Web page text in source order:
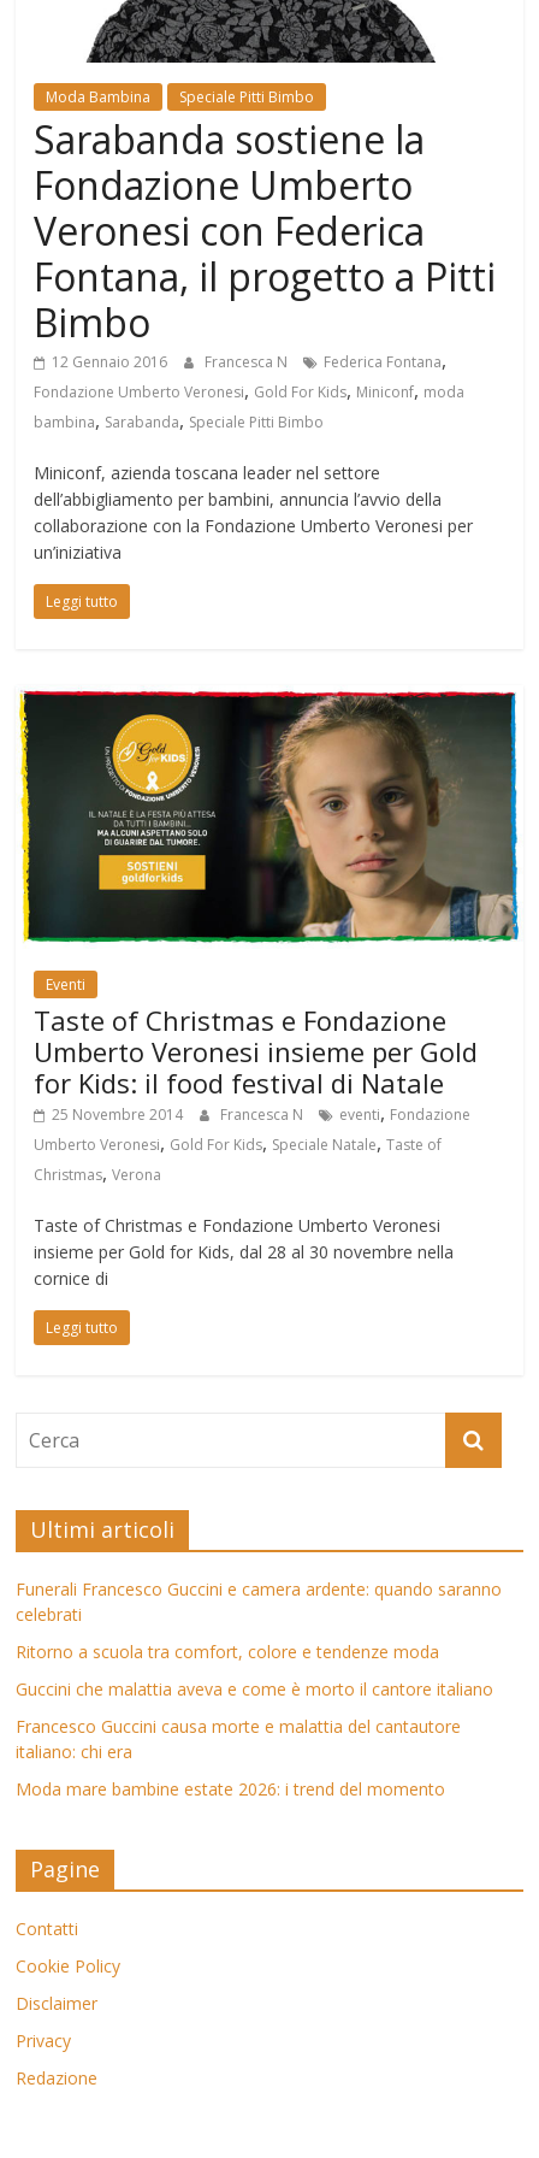
Moda Bambina Speciale Pitti Bimbo
Sarabanda sostiene la
Fondazione Umberto
Veronesi con Federica
Fontana, il progetto a Pitti
Bimbo
12 Gennaio 2016 Francesca N Federica Fontana,
Fondazione Umberto Veronesi, Gold For Kids, Miniconf, moda
bambina, Sarabanda, Speciale Pitti Bimbo
Miniconf, azienda toscana leader nel settore
dell’abbigliamento per bambini, annuncia l’avvio della
collaborazione con la Fondazione Umberto Veronesi per
un’iniziativa
Leggi tutto
Eventi
Taste of Christmas e Fondazione
Umberto Veronesi insieme per Gold
for Kids: il food festival di Natale
25 Novembre 2014 Francesca N eventi, Fondazione
Umberto Veronesi, Gold For Kids, Speciale Natale,Taste of
Christmas,Verona
Taste of Christmas e Fondazione Umberto Veronesi
insieme per Gold for Kids, dal 28 al 30 novembre nella
cornice di
Leggi tutto
Ultimi articoli
Funerali Francesco Guccini e camera ardente: quando saranno
celebrati
Ritorno a scuola tra comfort, colore e tendenze moda
Guccini che malattia aveva e come è morto il cantore italiano
Francesco Guccini causa morte e malattia del cantautore
italiano: chi era
Moda mare bambine estate 2026: i trend del momento
Pagine
Contatti
Cookie Policy
Disclaimer
Privacy
Redazione